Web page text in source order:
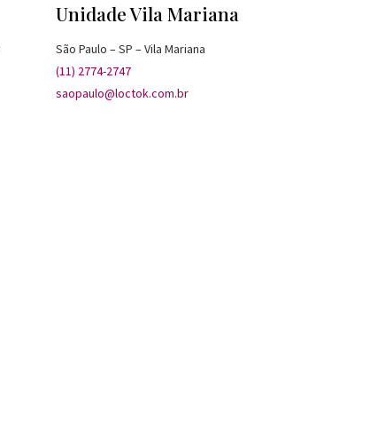
Unidade Vila Mariana
São Paulo – SP – Vila Mariana
(11) 2774-2747
saopaulo@loctok.com.br